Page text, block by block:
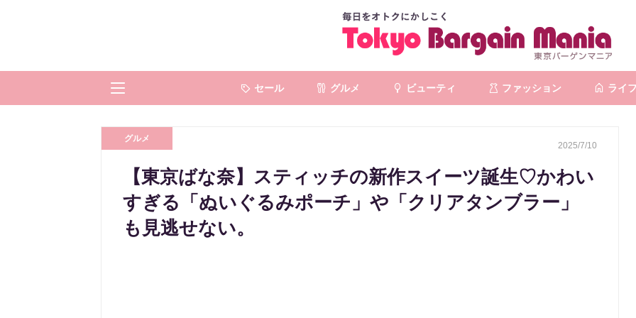
セール グルメ ビューティ ファッション ライフ
グルメ
2025/7/10
【東京ばな奈】スティッチの新作スイーツ誕生♡かわい
すぎる「ぬいぐるみポーチ」や「クリアタンブラー」
も見逃せない。